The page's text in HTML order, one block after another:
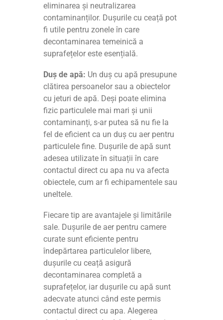
eliminarea și neutralizarea
contaminanților. Dușurile cu ceață pot
fi utile pentru zonele în care
decontaminarea temeinică a
suprafețelor este esențială.
Duș de apă: Un duș cu apă presupune
clătirea persoanelor sau a obiectelor
cu jeturi de apă. Deși poate elimina
fizic particulele mai mari și unii
contaminanți, s-ar putea să nu fie la
fel de eficient ca un duș cu aer pentru
particulele fine. Dușurile de apă sunt
adesea utilizate în situații în care
contactul direct cu apa nu va afecta
obiectele, cum ar fi echipamentele sau
uneltele.
Fiecare tip are avantajele și limitările
sale. Dușurile de aer pentru camere
curate sunt eficiente pentru
îndepărtarea particulelor libere,
dușurile cu ceață asigură
decontaminarea completă a
suprafețelor, iar dușurile cu apă sunt
adecvate atunci când este permis
contactul direct cu apa. Alegerea